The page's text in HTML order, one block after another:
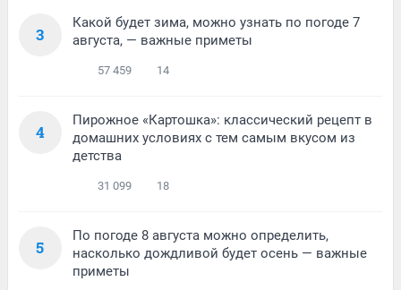
3
Какой будет зима, можно узнать по погоде 7
августа, — важные приметы
57 459 14
4
Пирожное «Картошка»: классический рецепт в
домашних условиях с тем самым вкусом из
детства
31 099 18
5
По погоде 8 августа можно определить,
насколько дождливой будет осень — важные
приметы